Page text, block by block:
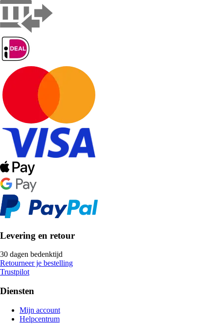
Levering en retour
30 dagen bedenktijd
Retourneer je bestelling
Trustpilot
Diensten
Mijn account
Helpcentrum